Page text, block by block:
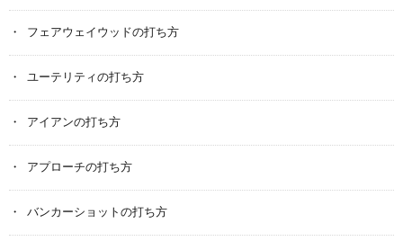
フェアウェイウッドの打ち方
ユーテリティの打ち方
アイアンの打ち方
アプローチの打ち方
バンカーショットの打ち方